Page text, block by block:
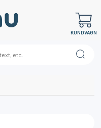
KUNDVAGN